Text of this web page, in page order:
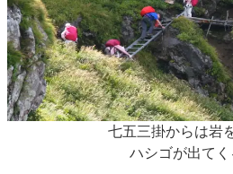
七五三掛からは岩
ハシゴが出て